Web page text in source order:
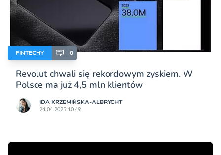
FINTECHY 0
Revolut chwali się rekordowym zyskiem. W
Polsce ma już 4,5 mln klientów
IDA KRZEMIŃSKA-ALBRYCHT
24.04.2025 10:49